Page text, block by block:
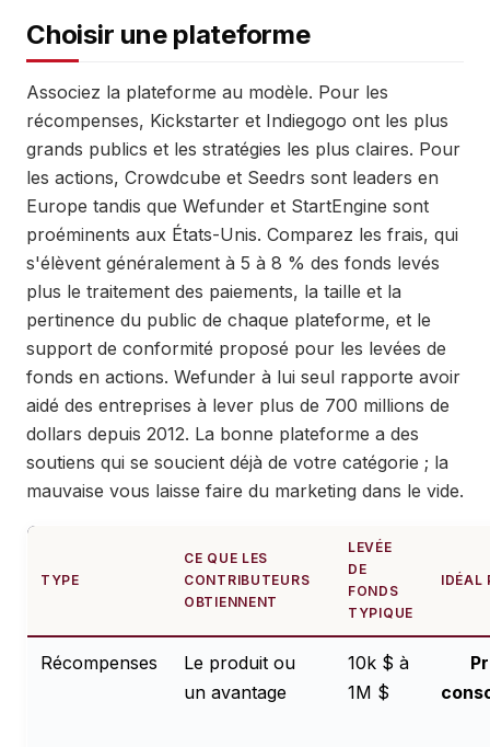
Choisir une plateforme
Associez la plateforme au modèle. Pour les
récompenses, Kickstarter et Indiegogo ont les plus
grands publics et les stratégies les plus claires. Pour
les actions, Crowdcube et Seedrs sont leaders en
Europe tandis que Wefunder et StartEngine sont
proéminents aux États-Unis. Comparez les frais, qui
s'élèvent généralement à 5 à 8 % des fonds levés
plus le traitement des paiements, la taille et la
pertinence du public de chaque plateforme, et le
support de conformité proposé pour les levées de
fonds en actions. Wefunder à lui seul rapporte avoir
aidé des entreprises à lever plus de 700 millions de
dollars depuis 2012. La bonne plateforme a des
soutiens qui se soucient déjà de votre catégorie ; la
mauvaise vous laisse faire du marketing dans le vide.
TYPE
CE QUE LES
CONTRIBUTEURS
OBTIENNENT
LEVÉE
DE
FONDS
TYPIQUE
IDÉAL
Récompenses
Le produit ou
un avantage
10k $ à
1M $